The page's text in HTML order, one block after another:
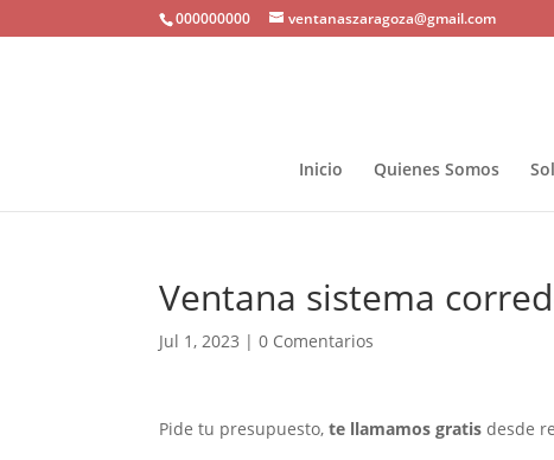
000000000 ventanaszaragoza@gmail.com
Inicio Quienes Somos
Ventana sistema
Jul 1, 2023 |0 Comentarios
Pide tu presupuesto,te llamamos gratis desde